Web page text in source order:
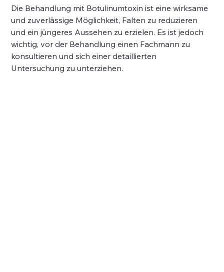
Die Behandlung mit Botulinumtoxin ist eine wirksame
und zuverlässige Möglichkeit, Falten zu reduzieren
und ein jüngeres Aussehen zu erzielen. Es ist jedoch
wichtig, vor der Behandlung einen Fachmann zu
konsultieren und sich einer detaillierten
Untersuchung zu unterziehen.